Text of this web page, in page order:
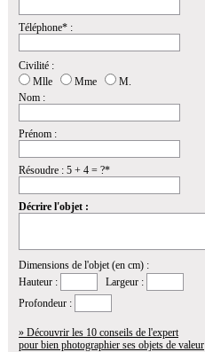
Téléphone* :
Civilité :
Mlle
Mme
M.
Nom :
Prénom :
Résoudre : 5 + 4 = ?*
Décrire l'objet :
Dimensions de l'objet (en cm) :
Hauteur :
Largeur :
Profondeur :
» Découvrir les 10 conseils de l'expert
pour bien photographier ses objets de valeur